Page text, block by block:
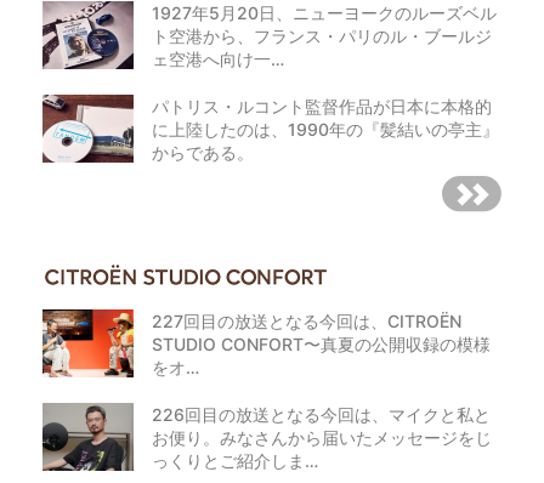
1927年5月20日、ニューヨークのルーズベル
ト空港から、フランス・パリのル・ブールジ
ェ空港へ向け一…
パトリス・ルコント監督作品が日本に本格的
に上陸したのは、1990年の『髪結いの亭主』
からである。
227回目の放送となる今回は、CITROËN
STUDIO CONFORT〜真夏の公開収録の模様
をオ…
226回目の放送となる今回は、マイクと私と
お便り。みなさんから届いたメッセージをじ
っくりとご紹介しま…